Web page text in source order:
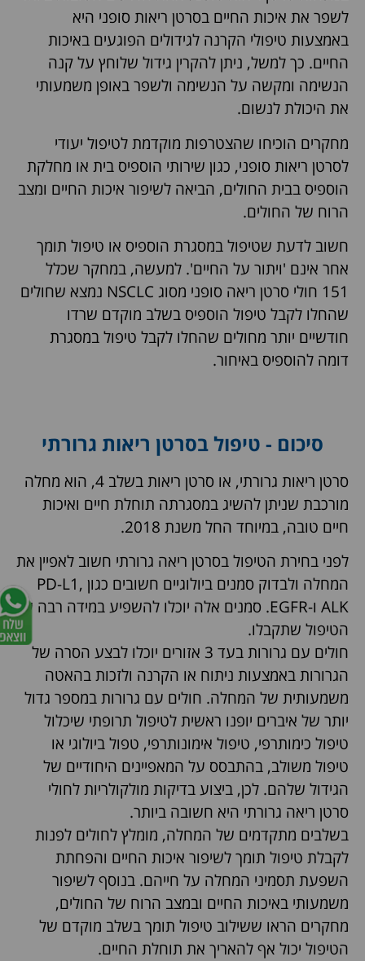
לשפר את איכות החיים בסרטן ריאות סופני היא
באמצעות טיפולי הקרנה לגידולים הפוגעים באיכות
החיים. כך למשל, ניתן להקרין גידול שלוחץ על קנה
הנשימה ומקשה על הנשימה ולשפר באופן משמעותי
את היכולת לנשום.
מחקרים הוכיחו שהצטרפות מוקדמת לטיפול יעודי
לסרטן ריאות סופני, כגון שירותי הוספיס בית או מחלקת
הוספיס בבית החולים, הביאה לשיפור איכות החיים ומצב
הרוח של החולים.
חשוב לדעת שטיפול במסגרת הוספיס או טיפול תומך
אחר אינם 'ויתור על החיים'. למעשה, במחקר שכלל
151 חולי סרטן ריאה סופני מסוג NSCLC נמצא שחולים
שהחלו לקבל טיפול הוספיס בשלב מוקדם שרדו
חודשיים יותר מחולים שהחלו לקבל טיפול במסגרת
דומה להוספיס באיחור.
סיכום - טיפול בסרטן ריאות גרורתי
סרטן ריאות גרורתי, או סרטן ריאות בשלב 4, הוא מחלה
מורכבת שניתן להשיג במסגרתה תוחלת חיים ואיכות
חיים טובה, במיוחד החל משנת 2018.
לפני בחירת הטיפול בסרטן ריאה גרורתי חשוב לאפיין את
המחלה ולבדוק סמנים ביולוגיים חשובים כגון PD-L1,
ALK ו-EGFR. סמנים אלה יוכלו להשפיע במידה רבה על
הטיפול שתקבלו.
חולים עם גרורות בעד 3 אזורים יוכלו לבצע הסרה של
הגרורות באמצעות ניתוח או הקרנה ולזכות בהאטה
משמעותית של המחלה. חולים עם גרורות במספר גדול
יותר של איברים יופנו ראשית לטיפול תרופתי שיכלול
טיפול כימותרפי, טיפול אימונותרפי, טפול ביולוגי או
טיפול משולב, בהתבסס על המאפיינים היחודיים של
הגידול שלהם. לכן, ביצוע בדיקות מולקולריות לחולי
סרטן ריאה גרורתי היא חשובה ביותר.
בשלבים מתקדמים של המחלה, מומלץ לחולים לפנות
לקבלת טיפול תומך לשיפור איכות החיים והפחתת
השפעת תסמיני המחלה על חייהם. בנוסף לשיפור
משמעותי באיכות החיים ובמצב הרוח של החולים,
מחקרים הראו ששילוב טיפול תומך בשלב מוקדם של
הטיפול יכול אף להאריך את תוחלת החיים.